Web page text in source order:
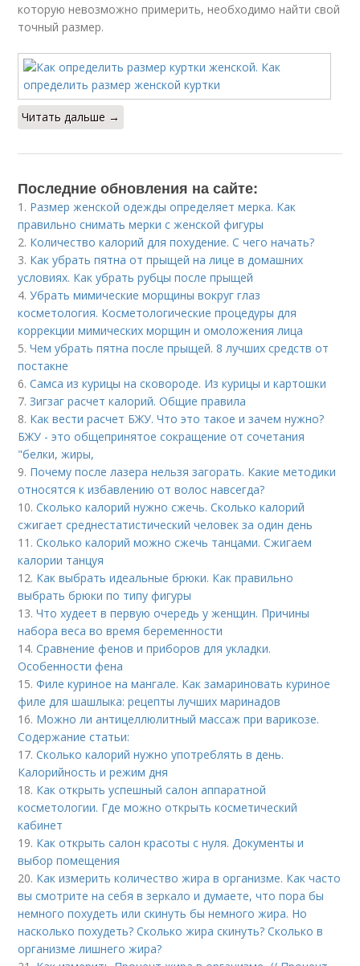
которую невозможно примерить, необходимо найти свой
точный размер.
Читать дальше →
Последние обновления на сайте:
1. Размер женской одежды определяет мерка. Как
правильно снимать мерки с женской фигуры
2. Количество калорий для похудение. С чего начать?
3. Как убрать пятна от прыщей на лице в домашних
условиях. Как убрать рубцы после прыщей
4.Убрать мимические морщины вокруг глаз
косметология. Косметологические процедуры для
коррекции мимических морщин и омоложения лица
5.Чем убрать пятна после прыщей. 8 лучших средств от
постакне
6.Самса из курицы на сковороде. Из курицы и картошки
7.Зигзаг расчет калорий. Общие правила
8. Как вести расчет БЖУ. Что это такое и зачем нужно?
БЖУ - это общепринятое сокращение от сочетания
"белки, жиры,
9. Почему после лазера нельзя загорать. Какие методики
относятся к избавлению от волос навсегда?
10.Сколько калорий нужно сжечь. Сколько калорий
сжигает среднестатистический человек за один день
11.Сколько калорий можно сжечь танцами. Сжигаем
калории танцуя
12. Как выбрать идеальные брюки. Как правильно
выбрать брюки по типу фигуры
13.Что худеет в первую очередь у женщин. Причины
набора веса во время беременности
14.Сравнение фенов и приборов для укладки.
Особенности фена
15.Филе куриное на мангале. Как замариновать куриное
филе для шашлыка: рецепты лучших маринадов
16. Можно ли антицеллюлитный массаж при варикозе.
Содержание статьи:
17.Сколько калорий нужно употреблять в день.
Калорийность и режим дня
18. Как открыть успешный салон аппаратной
косметологии. Где можно открыть косметический
кабинет
19. Как открыть салон красоты с нуля. Документы и
выбор помещения
20. Как измерить количество жира в организме. Как часто
вы смотрите на себя в зеркало и думаете, что пора бы
немного похудеть или скинуть бы немного жира. Но
насколько похудеть? Сколько жира скинуть? Сколько в
организме лишнего жира?